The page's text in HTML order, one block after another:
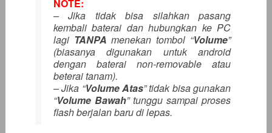
NOTE:
– Jika tidak bisa silahkan pasang
kembali baterai dan hubungkan ke PC
lagi TANPA menekan tombol “Volume”
(biasanya digunakan untuk android
dengan baterai non-removable atau
beterai tanam).
– Jika “Volume Atas” tidak bisa gunakan
“Volume Bawah” tunggu sampai proses
flash berjalan baru di lepas.